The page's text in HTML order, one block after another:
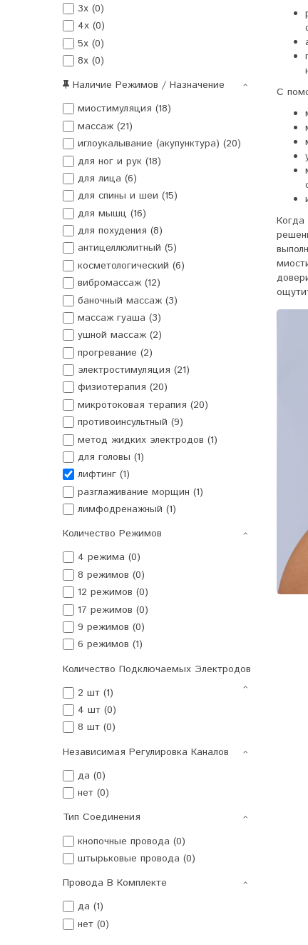
3x (0)
4x (0)
5x (0)
8x (0)
Наличие Режимов / Назначение
миостимуляция (18)
массаж (21)
иглоукалывание (акупунктура) (20)
для ног и рук (18)
для лица (6)
для спины и шеи (15)
для мышц (16)
для похудения (8)
антицеллюлитный (5)
косметологический (6)
вибромассаж (12)
баночный массаж (3)
массаж гуаша (3)
ушной массаж (2)
прогревание (2)
электростимуляция (21)
физиотерапия (20)
микротоковая терапия (20)
противоинсультный (9)
метод жидких электродов (1)
для головы (1)
лифтинг (1)
разглаживание морщин (1)
лимфодренажный (1)
Количество Режимов
4 режима (0)
8 режимов (0)
12 режимов (0)
17 режимов (0)
9 режимов (0)
6 режимов (1)
Количество Подключаемых Электродов
2 шт (1)
4 шт (0)
8 шт (0)
Независимая Регулировка Каналов
да (0)
нет (0)
Тип Соединения
кнопочные провода (0)
штырьковые провода (0)
Провода В Комплекте
да (1)
нет (0)
С